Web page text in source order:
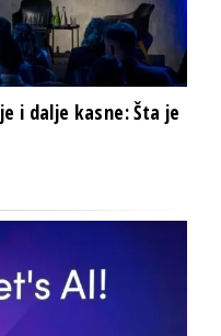
i dalje kasne: Šta je